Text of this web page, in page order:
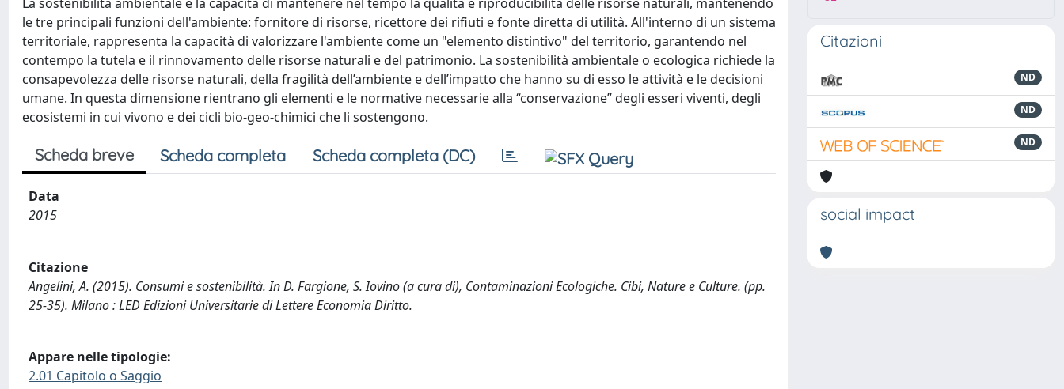
le tre principali funzioni dell'ambiente: fornitore di risorse, ricettore dei rifiuti e fonte diretta di utilità. All'interno di un sistema
territoriale, rappresenta la capacità di valorizzare l'ambiente come un "elemento distintivo" del territorio, garantendo nel
contempo la tutela e il rinnovamento delle risorse naturali e del patrimonio. La sostenibilità ambientale o ecologica richiede la
consapevolezza delle risorse naturali, della fragilità dell’ambiente e dell’impatto che hanno su di esso le attività e le decisioni
umane. In questa dimensione rientrano gli elementi e le normative necessarie alla “conservazione” degli esseri viventi, degli
ecosistemi in cui vivono e dei cicli bio-geo-chimici che li sostengono.
Scheda breve Scheda completa Scheda completa (DC)
Data
2015
Citazione
Angelini, A. (2015). Consumi e sostenibilità. In D. Fargione, S. Iovino (a cura di), Contaminazioni Ecologiche. Cibi, Nature e Culture. (pp.
25-35). Milano : LED Edizioni Universitarie di Lettere Economia Diritto.
Appare nelle tipologie:
2.01 Capitolo o Saggio
Citazioni
ND
ND
ND
social impact